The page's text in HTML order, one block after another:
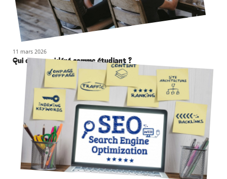
11 mars 2026
Qui est considéré comme étudiant ?